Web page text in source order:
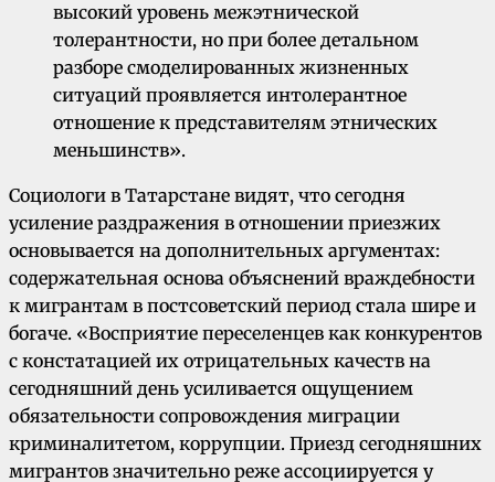
высокий уровень межэтнической
толерантности, но при более детальном
разборе смоделированных жизненных
ситуаций проявляется интолерантное
отношение к представителям этнических
меньшинств».
Социологи в Татарстане видят, что сегодня
усиление раздражения в отношении приезжих
основывается на дополнительных аргументах:
содержательная основа объяснений враждебности
к мигрантам в постсоветский период стала шире и
богаче. «Восприятие переселенцев как конкурентов
с констатацией их отрицательных качеств на
сегодняшний день усиливается ощущением
обязательности сопровождения миграции
криминалитетом, коррупции. Приезд сегодняшних
мигрантов значительно реже ассоциируется у